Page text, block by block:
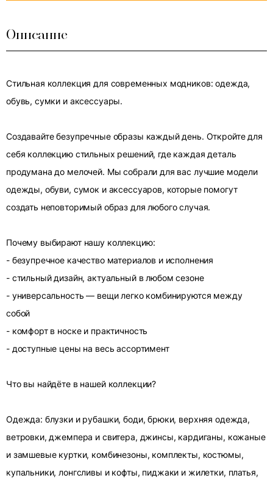
Описание
Стильная коллекция для современных модников: одежда,
обувь, сумки и аксессуары.
Создавайте безупречные образы каждый день. Откройте для
себя коллекцию стильных решений, где каждая деталь
продумана до мелочей. Мы собрали для вас лучшие модели
одежды, обуви, сумок и аксессуаров, которые помогут
создать неповторимый образ для любого случая.
Почему выбирают нашу коллекцию:
- безупречное качество материалов и исполнения
- стильный дизайн, актуальный в любом сезоне
- универсальность — вещи легко комбинируются между
собой
- комфорт в носке и практичность
- доступные цены на весь ассортимент
Что вы найдёте в нашей коллекции?
Одежда: блузки и рубашки, боди, брюки, верхняя одежда,
ветровки, джемпера и свитера, джинсы, кардиганы, кожаные
и замшевые куртки, комбинезоны, комплекты, костюмы,
купальники, лонгсливы и кофты, пиджаки и жилетки, платья,